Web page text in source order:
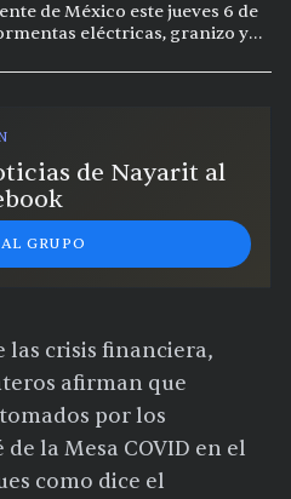
de México este jueves 6 de
eléctricas, granizo y
de Nayarit al
GRUPO
las crisis financiera,
afirman que
por los
la Mesa COVID en el
como dice el